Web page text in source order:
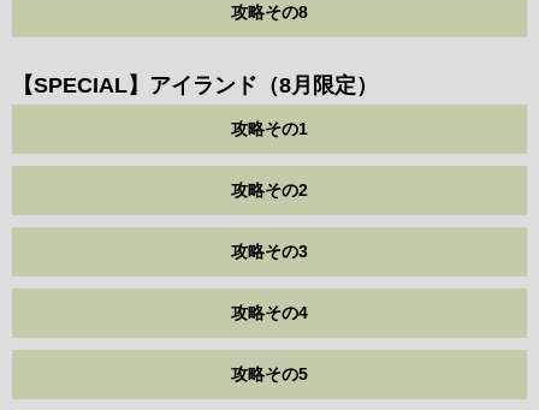
攻略その8
【SPECIAL】アイランド（8月限定）
攻略その1
攻略その2
攻略その3
攻略その4
攻略その5